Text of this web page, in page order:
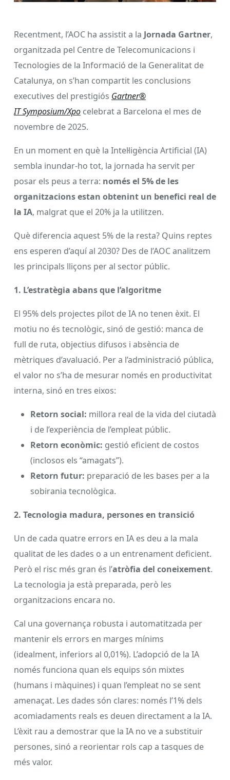
Recentment, l’AOC ha assistit a la Jornada Gartner,
organitzada pel Centre de Telecomunicacions i
Tecnologies de la Informació de la Generalitat de
Catalunya, on s’han compartit les conclusions
executives del prestigiós Gartner®
IT Symposium/Xpo celebrat a Barcelona el mes de
novembre de 2025.
En un moment en què la Intel·ligència Artificial (IA)
sembla inundar-ho tot, la jornada ha servit per
posar els peus a terra: només el 5% de les
organitzacions estan obtenint un benefici real de
la IA, malgrat que el 20% ja la utilitzen.
Què diferencia aquest 5% de la resta? Quins reptes
ens esperen d’aquí al 2030? Des de l’AOC analitzem
les principals lliçons per al sector públic.
1. L’estratègia abans que l’algoritme
El 95% dels projectes pilot de IA no tenen èxit. El
motiu no és tecnològic, sinó de gestió: manca de
full de ruta, objectius difusos i absència de
mètriques d’avaluació. Per a l’administració pública,
el valor no s’ha de mesurar només en productivitat
interna, sinó en tres eixos:
Retorn social: millora real de la vida del ciutadà
i de l’experiència de l’empleat públic.
Retorn econòmic: gestió eficient de costos
(inclosos els “amagats”).
Retorn futur: preparació de les bases per a la
sobirania tecnològica.
2. Tecnologia madura, persones en transició
Un de cada quatre errors en IA es deu a la mala
qualitat de les dades o a un entrenament deficient.
Però el risc més gran és l’atròfia del coneixement.
La tecnologia ja està preparada, però les
organitzacions encara no.
Cal una governança robusta i automatitzada per
mantenir els errors en marges mínims
(idealment, inferiors al 0,01%). L’adopció de la IA
només funciona quan els equips són mixtes
(humans i màquines) i quan l’empleat no se sent
amenaçat. Les dades són clares: només l’1% dels
acomiadaments reals es deuen directament a la IA.
L’èxit rau a demostrar que la IA no ve a substituir
persones, sinó a reorientar rols cap a tasques de
més valor.